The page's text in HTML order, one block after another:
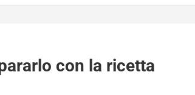
con la ricetta